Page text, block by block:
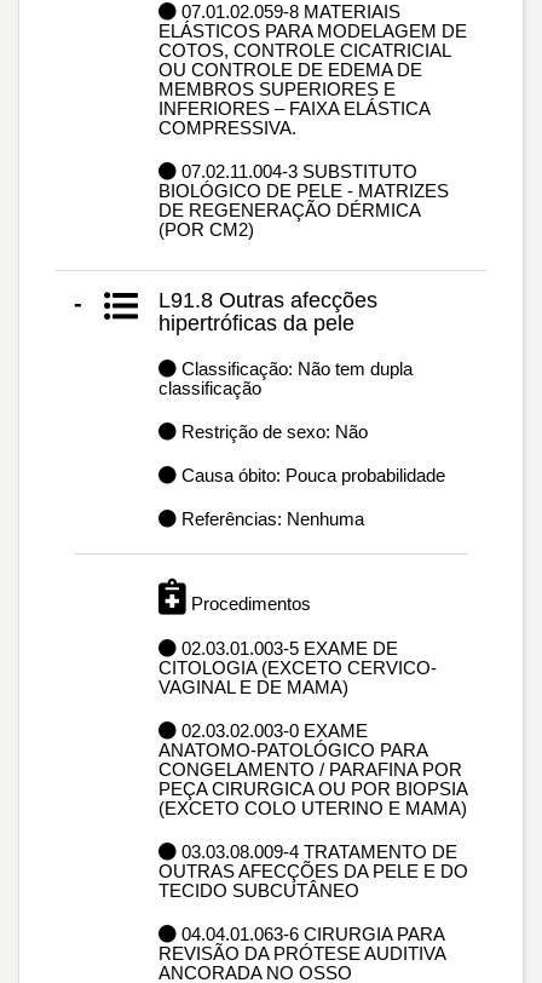
07.01.02.059-8 MATERIAIS
ELÁSTICOS PARA MODELAGEM DE
COTOS, CONTROLE CICATRICIAL
OU CONTROLE DE EDEMA DE
MEMBROS SUPERIORES E
INFERIORES – FAIXA ELÁSTICA
COMPRESSIVA.
07.02.11.004-3 SUBSTITUTO
BIOLÓGICO DE PELE - MATRIZES
DE REGENERAÇÃO DÉRMICA
(POR CM2)
-
L91.8 Outras afecções
hipertróficas da pele
Classificação: Não tem dupla
classificação
Restrição de sexo: Não
Causa óbito: Pouca probabilidade
Referências: Nenhuma
Procedimentos
02.03.01.003-5 EXAME DE
CITOLOGIA (EXCETO CERVICO-
VAGINAL E DE MAMA)
02.03.02.003-0 EXAME
ANATOMO-PATOLÓGICO PARA
CONGELAMENTO / PARAFINA POR
PEÇA CIRURGICA OU POR BIOPSIA
(EXCETO COLO UTERINO E MAMA)
03.03.08.009-4 TRATAMENTO DE
OUTRAS AFECÇÕES DA PELE E DO
TECIDO SUBCUTÂNEO
04.04.01.063-6 CIRURGIA PARA
REVISÃO DA PRÓTESE AUDITIVA
ANCORADA NO OSSO